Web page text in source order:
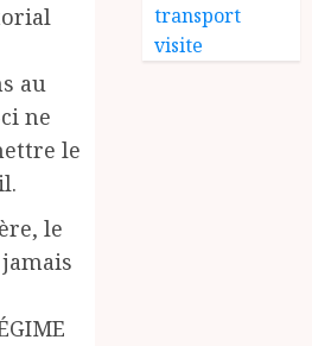
au
ne
le
le
transport
visite